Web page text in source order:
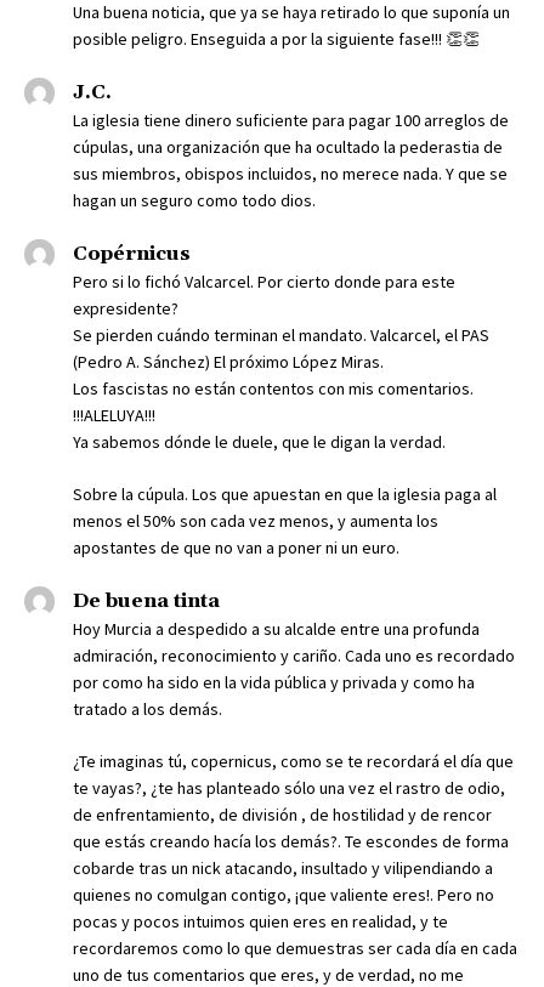
Una buena noticia, que ya se haya retirado lo que suponía un
posible peligro. Enseguida a por la siguiente fase!!! 👏👏
J.C.
La iglesia tiene dinero suficiente para pagar 100 arreglos de
cúpulas, una organización que ha ocultado la pederastia de
sus miembros, obispos incluidos, no merece nada. Y que se
hagan un seguro como todo dios.
Copérnicus
Pero si lo fichó Valcarcel. Por cierto donde para este
expresidente?
Se pierden cuándo terminan el mandato. Valcarcel, el PAS
(Pedro A. Sánchez) El próximo López Miras.
Los fascistas no están contentos con mis comentarios.
!!!ALELUYA!!!
Ya sabemos dónde le duele, que le digan la verdad.
Sobre la cúpula. Los que apuestan en que la iglesia paga al
menos el 50% son cada vez menos, y aumenta los
apostantes de que no van a poner ni un euro.
De buena tinta
Hoy Murcia a despedido a su alcalde entre una profunda
admiración, reconocimiento y cariño. Cada uno es recordado
por como ha sido en la vida pública y privada y como ha
tratado a los demás.
¿Te imaginas tú, copernicus, como se te recordará el día que
te vayas?, ¿te has planteado sólo una vez el rastro de odio,
de enfrentamiento, de división , de hostilidad y de rencor
que estás creando hacía los demás?. Te escondes de forma
cobarde tras un nick atacando, insultado y vilipendiando a
quienes no comulgan contigo, ¡que valiente eres!. Pero no
pocas y pocos intuimos quien eres en realidad, y te
recordaremos como lo que demuestras ser cada día en cada
uno de tus comentarios que eres, y de verdad, no me